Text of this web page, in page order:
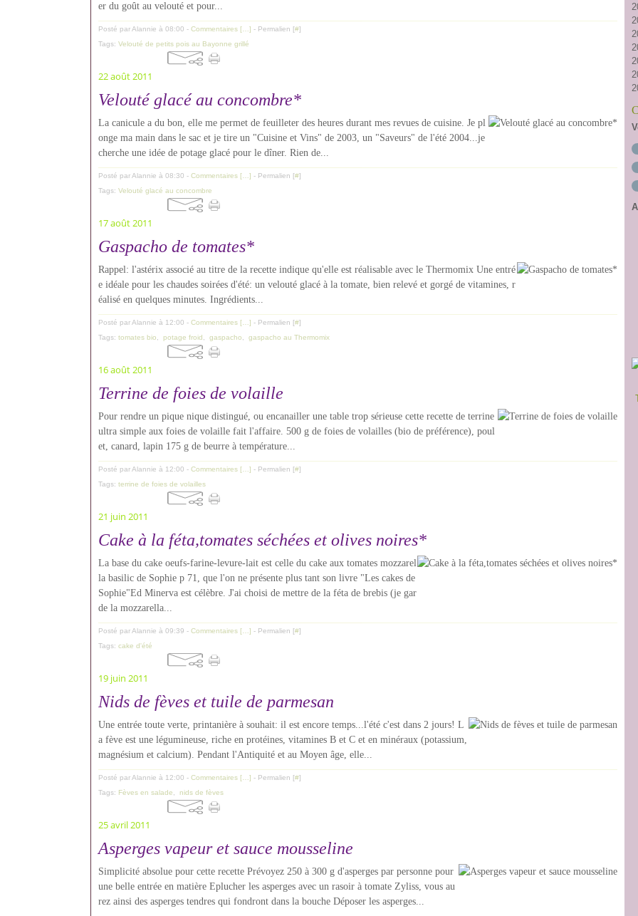
er du goût au velouté et pour...
Posté par Alannie à 08:00 - Commentaires [ ] - Permalien [#]
Tags: Velouté de petits pois au Bayonne grillé
22 août 2011
Velouté glacé au concombre*
La canicule a du bon, elle me permet de feuilleter des heures durant mes revues de cuisine. Je pl
onge ma main dans le sac et je tire un "Cuisine et Vins" de 2003, un "Saveurs" de l'été 2004...je
cherche une idée de potage glacé pour le dîner. Rien de...
Posté par Alannie à 08:30 - Commentaires [ ] - Permalien [#]
Tags: Velouté glacé au concombre
17 août 2011
Gaspacho de tomates*
Rappel: l'astérix associé au titre de la recette indique qu'elle est réalisable avec le Thermomix Une entré
e idéale pour les chaudes soirées d'été: un velouté glacé à la tomate, bien relevé et gorgé de vitamines, r
éalisé en quelques minutes. Ingrédients...
Posté par Alannie à 12:00 - Commentaires [ ] - Permalien [#]
Tags: tomates bio potage froid gaspacho gaspacho au Thermomix
16 août 2011
Terrine de foies de volaille
Pour rendre un pique nique distingué, ou encanailler une table trop sérieuse cette recette de terrine
ultra simple aux foies de volaille fait l'affaire. 500 g de foies de volailles (bio de préférence), poul
et, canard, lapin 175 g de beurre à température...
Posté par Alannie à 12:00 - Commentaires [ ] - Permalien [#]
Tags: terrine de foies de volailles
21 juin 2011
Cake à la féta,tomates séchées et olives noires*
La base du cake oeufs-farine-levure-lait est celle du cake aux tomates mozzarel
la basilic de Sophie p 71, que l'on ne présente plus tant son livre "Les cakes de
Sophie"Ed Minerva est célèbre. J'ai choisi de mettre de la féta de brebis (je gar
de la mozzarella...
Posté par Alannie à 09:39 - Commentaires [ ] - Permalien [#]
Tags: cake d'été
19 juin 2011
Nids de fèves et tuile de parmesan
Une entrée toute verte, printanière à souhait: il est encore temps...l'été c'est dans 2 jours! L
a fève est une légumineuse, riche en protéines, vitamines B et C et en minéraux (potassium,
magnésium et calcium). Pendant l'Antiquité et au Moyen âge, elle...
Posté par Alannie à 12:00 - Commentaires [ ] - Permalien [#]
Tags: Fèves en salade nids de fèves
25 avril 2011
Asperges vapeur et sauce mousseline
Simplicité absolue pour cette recette Prévoyez 250 à 300 g d'asperges par personne pour
une belle entrée en matière Eplucher les asperges avec un rasoir à tomate Zyliss, vous au
rez ainsi des asperges tendres qui fondront dans la bouche Déposer les asperges...